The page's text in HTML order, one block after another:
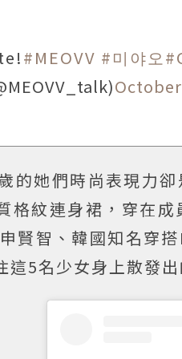
#MEOVV #미야오
的她們時尚表現力
格紋連身裙，穿在
賢智、韓國知名穿
這5名少女身上散發